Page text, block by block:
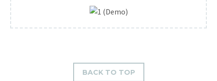
BACK TO TOP